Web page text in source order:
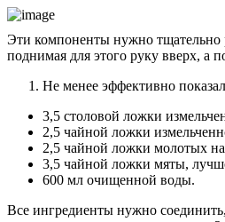
Эти компоненты нужно тщательно
поднимая для этого руку вверх, а
Не менее эффективно
3,5 столовой ложки
2,5 чайной ложки
2,5 чайной ложки молотых
3,5 чайной ложки мяты,
600 мл очищенной воды.
Все ингредиенты нужно